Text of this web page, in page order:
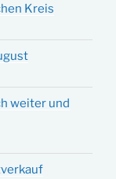
Kreis
weiter und